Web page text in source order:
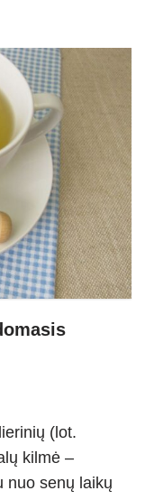
(lot.
kilmė –
nuo senų laikų